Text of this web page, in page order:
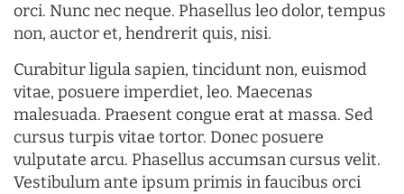
orci. Nunc nec neque. Phasellus leo dolor, tempus
non, auctor et, hendrerit quis, nisi.
Curabitur ligula sapien, tincidunt non, euismod
vitae, posuere imperdiet, leo. Maecenas
malesuada. Praesent congue erat at massa. Sed
cursus turpis vitae tortor. Donec posuere
vulputate arcu. Phasellus accumsan cursus velit.
Vestibulum ante ipsum primis in faucibus orci